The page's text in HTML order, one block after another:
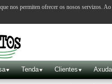
Tenda Clientes Axuda
nos permiten ofrecer os nosos servizos.